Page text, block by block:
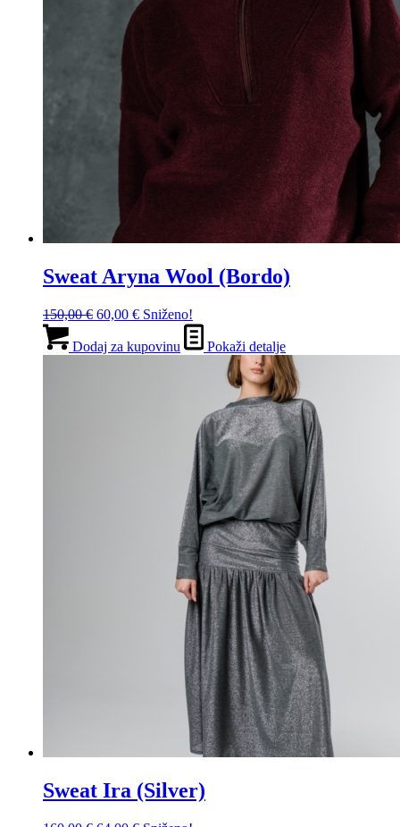
Sweat Aryna Wool (Bordo)
150,00€ Izvorna
bila
60,00 €Trenutna
je:
Sniženo!
Dodaj za kupovinu Pokaži detalje
Sweat Ira (Silver)